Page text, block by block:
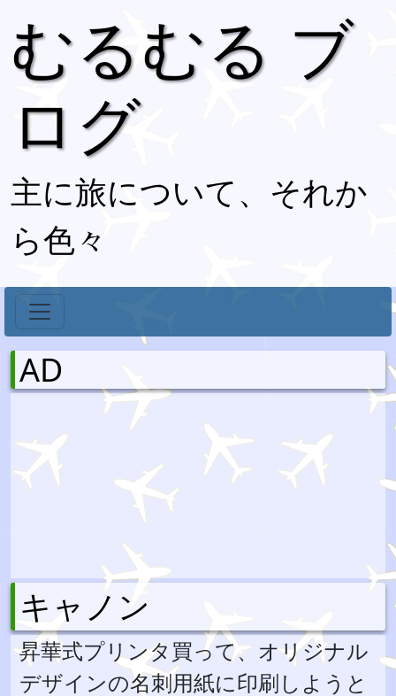
むるむる ブ
ログ
主に旅について、それか
ら色々
AD
キャノン
昇華式プリンタ買って、オリジナル
デザインの名刺用紙に印刷しようと